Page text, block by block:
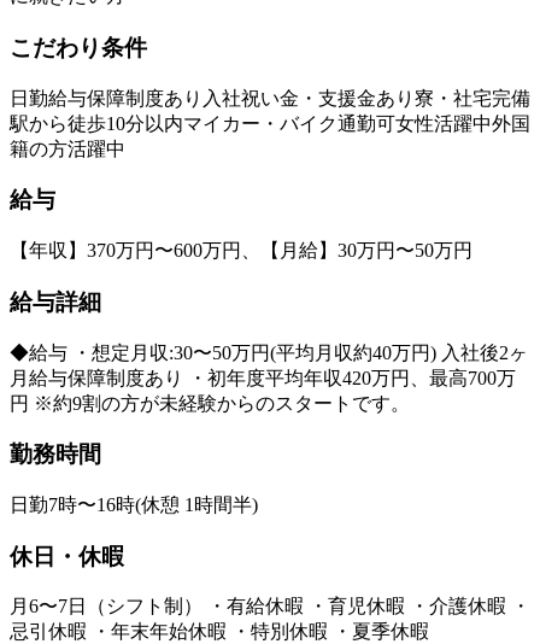
こだわり条件
日勤給与保障制度あり 入社祝い金・支援金あり 寮・社宅完備
駅から徒歩10分以内マイカー・バイク通勤可女性活躍中外国
籍の方活躍中
給与
【年収】370万円〜600万円、【月給】30万円〜50万円
給与詳細
◆給与 ・想定月収:30〜50万円(平均月収約40万円) 入社後2ヶ
月給与保障制度あり ・初年度平均年収420万円、最高700万
円 ※約9割の方が未経験からのスタートです。
勤務時間
日勤7時〜16時(休憩 1時間半)
休日・休暇
月6〜7日（シフト制） ・有給休暇 ・育児休暇 ・介護休暇 ・
忌引休暇 ・年末年始休暇 ・特別休暇 ・夏季休暇